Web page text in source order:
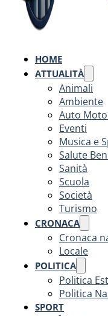
HOME
ATTUALITÀ
Animali
Ambiente
Auto
Eventi
Musica e
Salute
Sanità
Scuola
Società
Turismo
CRONACA
Cronaca
Locale
POLITICA
Politica
Politica
SPORT